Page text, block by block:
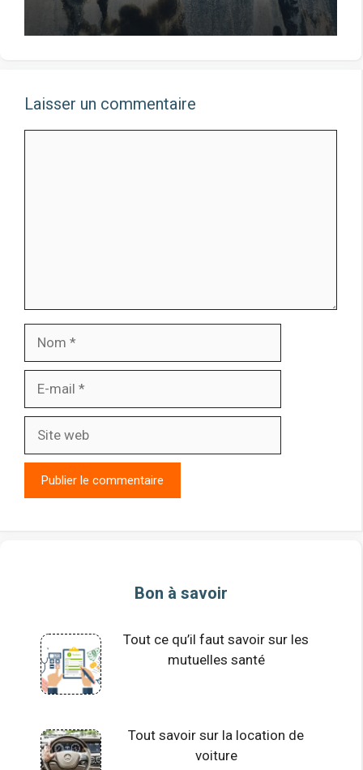
Laisser un commentaire
mail
web
Bon à savoir
Tout ce qu’il faut savoir sur les
mutuelles santé
Tout savoir sur la location de
voiture